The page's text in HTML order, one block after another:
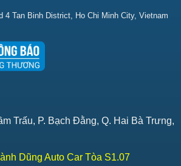
4 Tan Binh District, Ho Chi Minh City, Vietnam
Trấu, P. Bạch Đằng, Q. Hai Bà Trưng,
Dũng Auto Car Tòa S1.07